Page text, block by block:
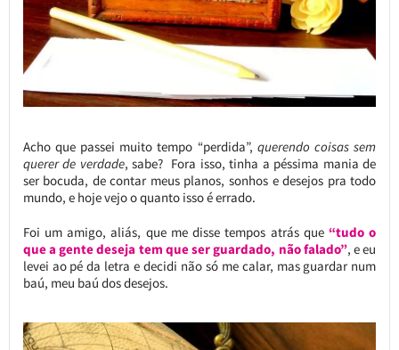
Acho que passei muito tempo “perdida”, querendo coisas sem
querer de verdade, sabe? Fora isso, tinha a péssima mania de
ser bocuda, de contar meus planos, sonhos e desejos pra todo
mundo, e hoje vejo o quanto isso é errado.
Foi um amigo, aliás, que me disse tempos atrás que“tudo o
que a gente deseja tem que ser guardado, não falado”, e eu
levei ao pé da letra e decidi não só me calar, mas guardar num
baú, meu baú dos desejos.